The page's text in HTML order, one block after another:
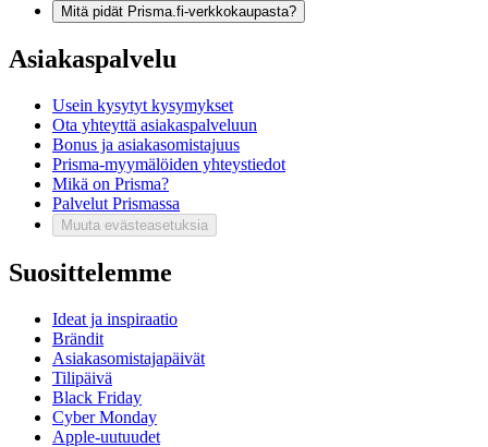
Mitä pidät Prisma.fi-verkkokaupasta?
Asiakaspalvelu
Usein kysytyt kysymykset
Ota yhteyttä asiakaspalveluun
Bonus ja asiakasomistajuus
Prisma-myymälöiden yhteystiedot
Mikä on Prisma?
Palvelut Prismassa
Muuta evästeasetuksia
Suosittelemme
Ideat ja inspiraatio
Brändit
Asiakasomistajapäivät
Tilipäivä
Black Friday
Cyber Monday
Apple-uutuudet